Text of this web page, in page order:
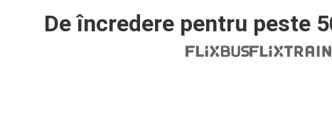
De încredere pentru peste